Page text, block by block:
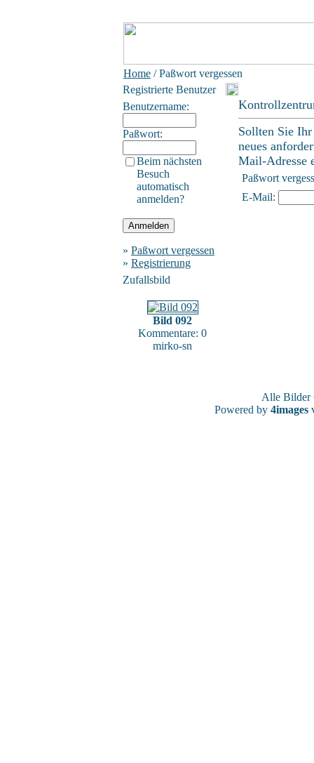
Home / Paßwort vergessen
Registrierte Benutzer
Benutzername:
Paßwort:
Beim nächsten
Besuch
automatisch
anmelden?
» Paßwort vergessen
» Registrierung
Zufallsbild
Bild 092
Kommentare: 0
mirko-sn
Sollten Sie
neues
Mail-Adresse
Paßwort
E-Mail:
Alle
Powered by 4images